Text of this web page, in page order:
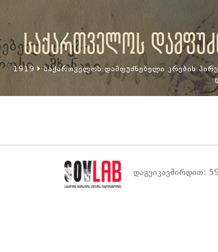
საქართველოს
1919
საქართველოს დამფუძნებელი კრების
დაგვიკავშირდით: